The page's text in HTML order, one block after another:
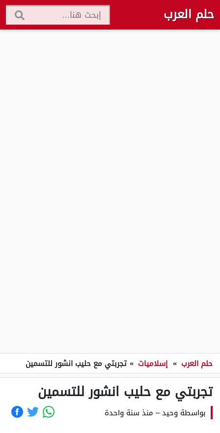
حلم العرب
حلم العرب » إسلاميات » تجربتي مع حليب انشور للتسمين
تجربتي مع حليب انشور للتسمين
بواسطة وحيد– منذ سنة واحدة